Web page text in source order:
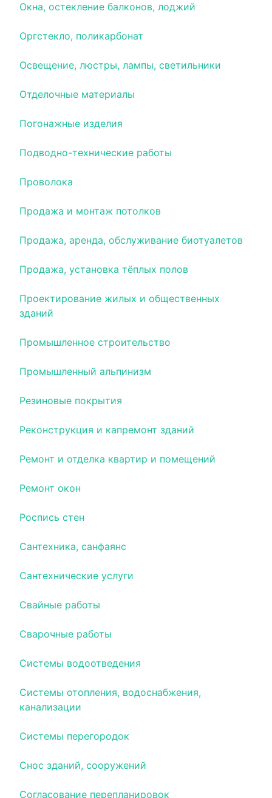
Окна, остекление балконов, лоджий
Оргстекло, поликарбонат
Освещение, люстры, лампы, светильники
Отделочные материалы
Погонажные изделия
Подводно-технические работы
Проволока
Продажа и монтаж потолков
Продажа, аренда, обслуживание биотуалетов
Продажа, установка тёплых полов
Проектирование жилых и общественных
зданий
Промышленное строительство
Промышленный альпинизм
Резиновые покрытия
Реконструкция и капремонт зданий
Ремонт и отделка квартир и помещений
Ремонт окон
Роспись стен
Сантехника, санфаянс
Сантехнические услуги
Свайные работы
Сварочные работы
Системы водоотведения
Системы отопления, водоснабжения,
канализации
Системы перегородок
Снос зданий, сооружений
Согласование перепланировок